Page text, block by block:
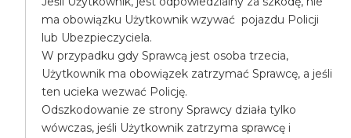
ma obowiązku Użytkownik wzywać pojazdu Policji
lub Ubezpieczyciela.
W przypadku gdy Sprawcą jest osoba trzecia,
Użytkownik ma obowiązek zatrzymać Sprawcę, a jeśli
ten ucieka wezwać Policję.
Odszkodowanie ze strony Sprawcy działa tylko
wówczas, jeśli Użytkownik zatrzyma sprawcę i